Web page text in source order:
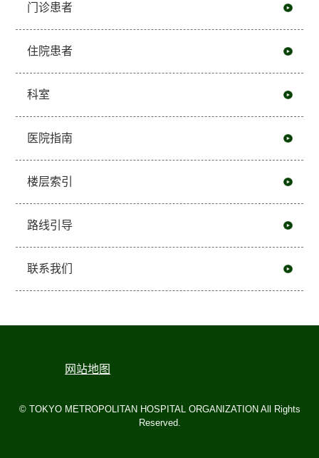
门诊患者
住院患者
科室
医院指南
楼层索引
路线引导
联系我们
网站地图
© TOKYO METROPOLITAN HOSPITAL ORGANIZATION All Rights
Reserved.